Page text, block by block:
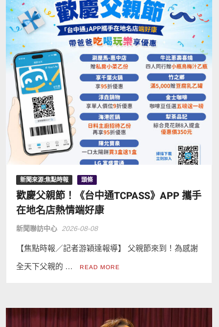
新聞來源:焦點時報 頭條
歡慶父親節！《台中通TCPASS》APP 攜手
在地名店熱情端好康
新聞聯訪中心 2026-08-08
【焦點時報／記者游穎達報導】 父親節來到！為感謝
全天下父親的 … READ MORE